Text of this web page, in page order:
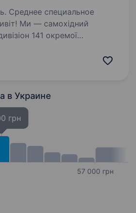
Среднее специальное
141 окремої
який бореться за мир і
в Украине
грн
57 000 грн